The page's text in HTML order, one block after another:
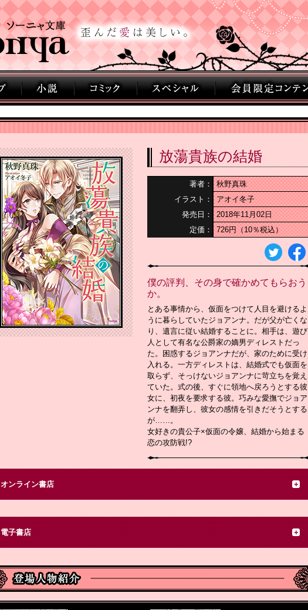
放蕩貴族の結婚
著者：
秋野真珠
イラスト：
アオイ冬子
発売日：
2018年11月02日
定価：
726円（10％税込）
僕の評判、その身で確かめてもらおう
か。
とある事情から、仮面をつけて人目を避けるよ
うに暮らしていたジョアンナ。だが父が亡くな
り、遺言に従い結婚することに。相手は、遊び
人として有名な公爵家の嫡男ディレストだっ
た。困惑するジョアンナだが、家のために受け
入れる。一方ディレストは、結婚式でも仮面を
取らず、そっけないジョアンナに苛立ちを覚え
ていた。式の後、すぐに領地へ戻ろうとする彼
女に、初夜を要求する彼。巧みな愛撫でジョア
ンナを翻弄し、彼女の感情を引きだそうとする
が……。
女好きの貴公子×仮面の令嬢、結婚から始まる
恋の攻防戦!?
オンライン書店
電子書店